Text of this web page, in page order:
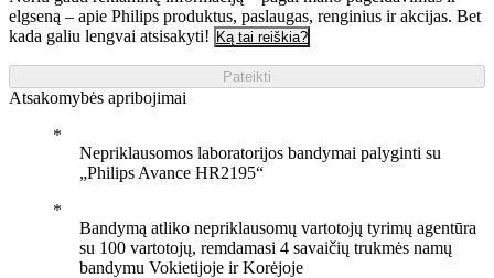
elgseną – apie Philips produktus, paslaugas, renginius ir akcijas. Bet
kada galiu lengvai atsisakyti! Ką tai reiškia?
Pateikti
Atsakomybės apribojimai
Nepriklausomos laboratorijos bandymai palyginti su
„Philips Avance HR2195“
Bandymą atliko nepriklausomų vartotojų tyrimų agentūra
su 100 vartotojų, remdamasi 4 savaičių trukmės namų
bandymu Vokietijoje ir Korėjoje